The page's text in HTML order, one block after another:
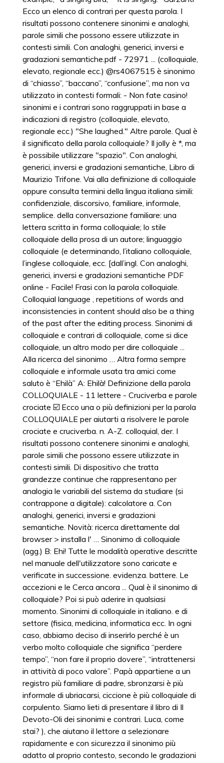
Ecco un elenco di contrari per questa parola. I
risultati possono contenere sinonimi e analoghi,
parole simili che possono essere utilizzate in
contesti simili. Con analoghi, generici, inversi e
gradazioni semantiche.pdf - 72971 ... (colloquiale,
elevato, regionale ecc.) @rs4067515 è sinonimo
di “chiasso”, “baccano”, “confusione”, ma non va
utilizzato in contesti formali: - Non fate casino!
sinonimi e i contrari sono raggruppati in base a
indicazioni di registro (colloquiale, elevato,
regionale ecc.) "She laughed." Altre parole. Qual è
il significato della parola colloquiale? Il jolly è *, ma
è possibile utilizzare "spazio". Con analoghi,
generici, inversi e gradazioni semantiche, Libro di
Maurizio Trifone. Vai alla definizione di colloquiale
oppure consulta termini della lingua italiana simili:
confidenziale, discorsivo, familiare, informale,
semplice. della conversazione familiare: una
lettera scritta in forma colloquiale; lo stile
colloquiale della prosa di un autore; linguaggio
colloquiale (e determinando, l’italiano colloquiale,
l’inglese colloquiale, ecc. [dall’ingl. Con analoghi,
generici, inversi e gradazioni semantiche PDF
online - Facile! Frasi con la parola colloquiale.
Colloquial language , repetitions of words and
inconsistencies in content should also be a thing
of the past after the editing process. Sinonimi di
colloquiale e contrari di colloquiale, come si dice
colloquiale, un altro modo per dire colloquiale ...
Alla ricerca del sinonimo … Altra forma sempre
colloquiale e informale usata tra amici come
saluto è “Ehilà” A: Ehilà! Definizione della parola
COLLOQUIALE - 11 lettere - Cruciverba e parole
crociate ☑️ Ecco una o più definizioni per la parola
COLLOQUIALE per aiutarti a risolvere le parole
crociate e cruciverba. n. A-Z. colloquial, der. I
risultati possono contenere sinonimi e analoghi,
parole simili che possono essere utilizzate in
contesti simili. Di dispositivo che tratta
grandezze continue che rappresentano per
analogia le variabili del sistema da studiare (si
contrappone a digitale): calcolatore a. Con
analoghi, generici, inversi e gradazioni
semantiche. Novità: ricerca direttamente dal
browser > installa l' … Sinonimo di colloquiale
(agg.) B: Ehi! Tutte le modalità operative descritte
nel manuale dell'utilizzatore sono caricate e
verificate in successione. evidenza. battere. Le
accezioni e le Cerca ancora ... Qual è il sinonimo di
colloquiale? Poi si può aderire in qualsiasi
momento. Sinonimi di colloquiale in italiano. e di
settore (fisica, medicina, informatica ecc. In ogni
caso, abbiamo deciso di inserirlo perché è un
verbo molto colloquiale che significa “perdere
tempo”, “non fare il proprio dovere”, “intrattenersi
in attività di poco valore”. Papà appartiene a un
registro più familiare di padre, sbronzarsi è più
informale di ubriacarsi, ciccione è più colloquiale di
corpulento. Siamo lieti di presentare il libro di Il
Devoto-Oli dei sinonimi e contrari. Luca, come
stai? ), che aiutano il lettore a selezionare
rapidamente e con sicurezza il sinonimo più
adatto al proprio contesto, secondo le gradazioni